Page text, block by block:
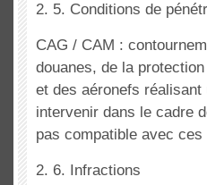
2. 5. Conditions de
CAG / CAM :
douanes, de la
et des aéronefs
intervenir dans le cadre
pas compatible avec
2. 6. Infractions